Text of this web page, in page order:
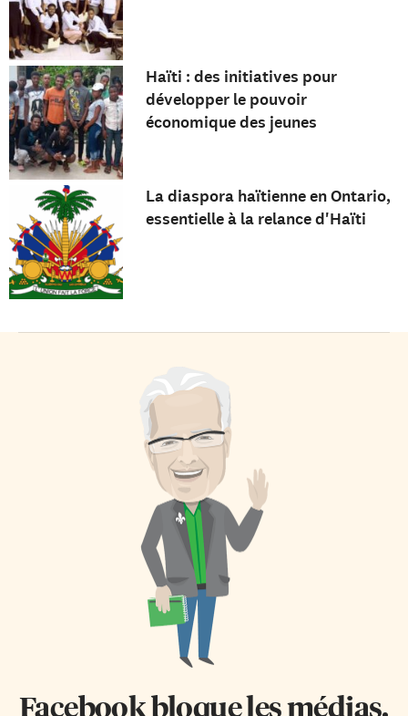
Haïti : des initiatives pour
développer le pouvoir
économique des jeunes
La diaspora haïtienne en Ontario,
essentielle à la relance d'Haïti
Facebook bloque les médias.